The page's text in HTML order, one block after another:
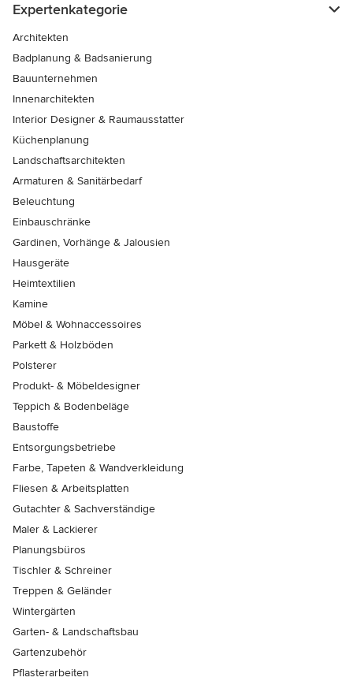
Expertenkategorie
Architekten
Badplanung & Badsanierung
Bauunternehmen
Innenarchitekten
Interior Designer & Raumausstatter
Küchenplanung
Landschaftsarchitekten
Armaturen & Sanitärbedarf
Beleuchtung
Einbauschränke
Gardinen, Vorhänge & Jalousien
Hausgeräte
Heimtextilien
Kamine
Möbel & Wohnaccessoires
Parkett & Holzböden
Polsterer
Produkt- & Möbeldesigner
Teppich & Bodenbeläge
Baustoffe
Entsorgungsbetriebe
Farbe, Tapeten & Wandverkleidung
Fliesen & Arbeitsplatten
Gutachter & Sachverständige
Maler & Lackierer
Planungsbüros
Tischler & Schreiner
Treppen & Geländer
Wintergärten
Garten- & Landschaftsbau
Gartenzubehör
Pflasterarbeiten